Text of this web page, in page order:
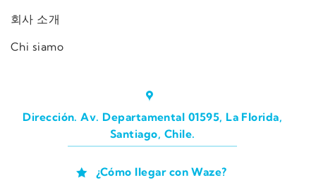
회사 소개
Chi siamo
Dirección. Av. Departamental 01595, La Florida,
Santiago, Chile.
¿Cómo llegar con Waze?